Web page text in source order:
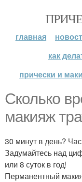
главная
как
прически и
Сколько
макияж
30 минут в день?
Задумайтесь над
или 8 суток в год!
Перманентный